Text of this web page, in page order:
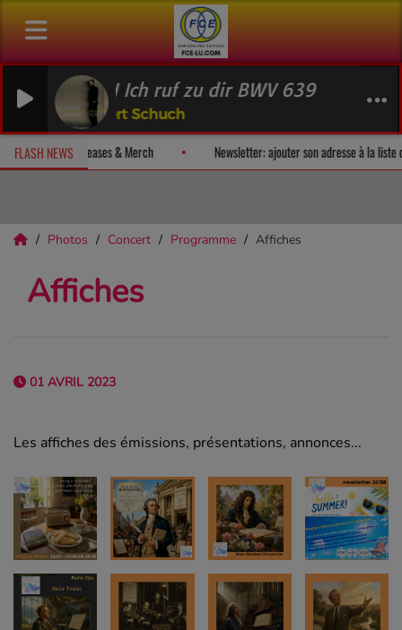
Ich ruf zu dir BWV 639
Schuch
FLASH NEWS
un album-surprise! Fan Releases & Merch Newsletter:
Photos Concert Programme Affiches
Affiches
01 AVRIL 2023
Les affiches des émissions, présentations, annonces...